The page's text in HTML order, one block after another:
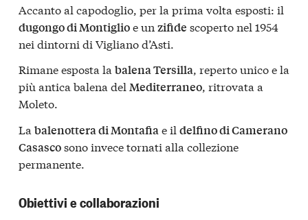
Accanto al capodoglio, per la prima volta esposti: il
dugongo di Montiglioe un zifide scoperto nel 1954
nei dintorni di Vigliano d’Asti.
Rimane esposta la balena Tersilla, reperto unico e la
più antica balena del Mediterraneo, ritrovata a
Moleto.
La balenottera di Montafiae il delfino di Camerano
Casascosono invece tornati alla collezione
permanente.
Obiettivi e collaborazioni